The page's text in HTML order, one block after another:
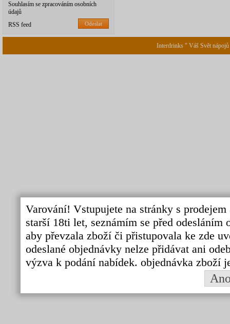
Souhlasím se zpracováním osobních
údajů
Odeslat
RSS feed
Interdrinks " Váš Svět
Varování! Vstupujete na stránky s
starší 18ti let, seznámím se před
aby převzala zboží či přistupovala ke zde
odeslané objednávky nelze přidávat ani
výzva k podání nabídek. objednávka zboží